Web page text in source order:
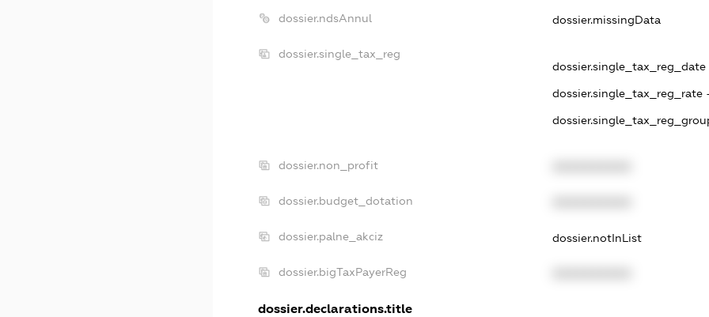
dossier.ndsAnnul dossier.missingData
dossier.single_tax_reg
dossier.single_tax_reg_date -
dossier.single_tax_reg_rate
dossier.non_profit
dossier.budget_dotation
dossier.palne_akciz dossier.notInList
dossier.bigTaxPayerReg
dossier.declarations.title